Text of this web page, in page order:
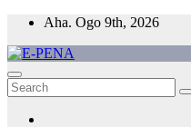
Skip
content
Aha. Ogo 9th, 2026
E-PENA
Berita Digital Terkini